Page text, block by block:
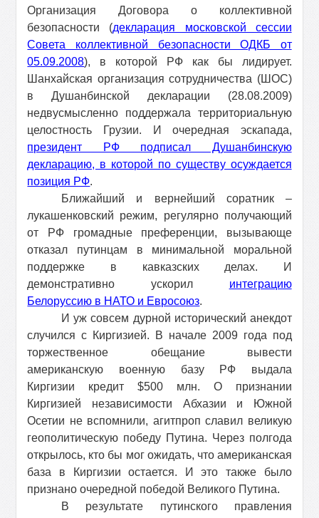
Организация Договора о коллективной
безопасности (декларация московской сессии
Совета коллективной безопасности ОДКБ от
05.09.2008), в которой РФ как бы лидирует.
Шанхайская организация сотрудничества (ШОС)
в Душанбинской декларации (28.08.2009)
недвусмысленно поддержала территориальную
целостность Грузии. И очередная эскапада,
президент РФ подписал Душанбинскую
декларацию, в которой по существу осуждается
позиция РФ.
Ближайший и вернейший соратник –
лукашенковский режим, регулярно получающий
от РФ громадные преференции, вызывающе
отказал путинцам в минимальной моральной
поддержке в кавказских делах. И
демонстративно ускорил интеграцию
Белоруссию в НАТО и Евросоюз.
И уж совсем дурной исторический анекдот
случился с Киргизией. В начале 2009 года под
торжественное обещание вывести
американскую военную базу РФ выдала
Киргизии кредит $500 млн. О признании
Киргизией независимости Абхазии и Южной
Осетии не вспомнили, агитпроп славил великую
геополитическую победу Путина. Через полгода
открылось, кто бы мог ожидать, что американская
база в Киргизии остается. И это также было
признано очередной победой Великого Путина.
В результате путинского правления